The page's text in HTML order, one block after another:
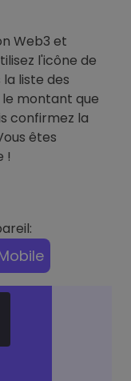
Web3 et
l'icône de
liste des
montant que
confirmez la
êtes
!